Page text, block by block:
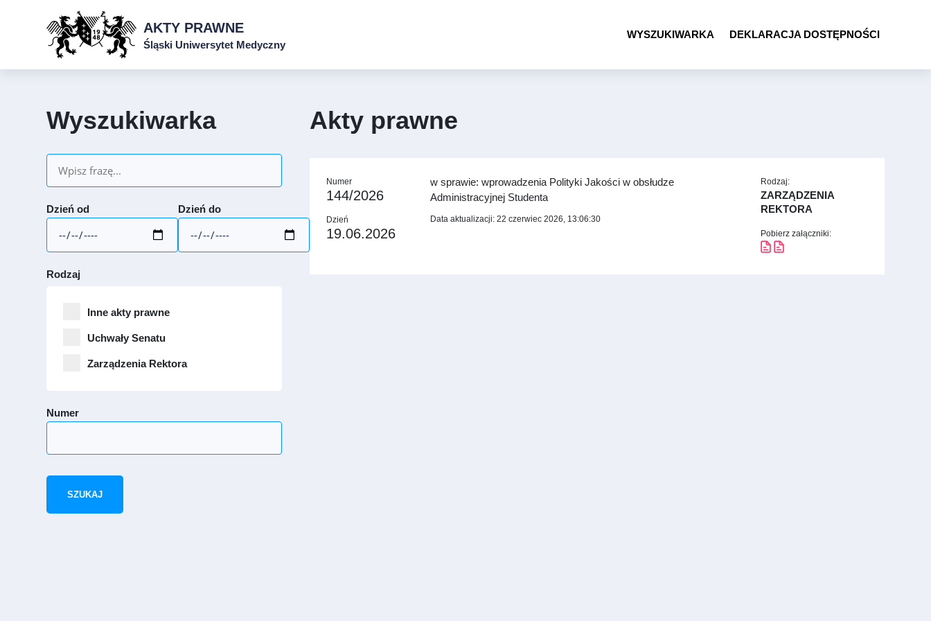
AKTY PRAWNE
Śląski Uniwersytet Medyczny
WYSZUKIWARKA DEKLARACJA DOSTĘPNOŚCI
Wyszukiwarka
Dzień od Dzień do
Rodzaj
Inne akty prawne
Uchwały Senatu
Zarządzenia Rektora
Numer
SZUKAJ
Akty prawne
Numer
144/2026
Dzień
19.06.2026
w sprawie: wprowadzenia Polityki Jakości w obsłudze
Administracyjnej Studenta
Data aktualizacji: 22 czerwiec 2026, 13:06:30
Rodzaj:
ZARZĄDZENIA
REKTORA
Pobierz załączniki: